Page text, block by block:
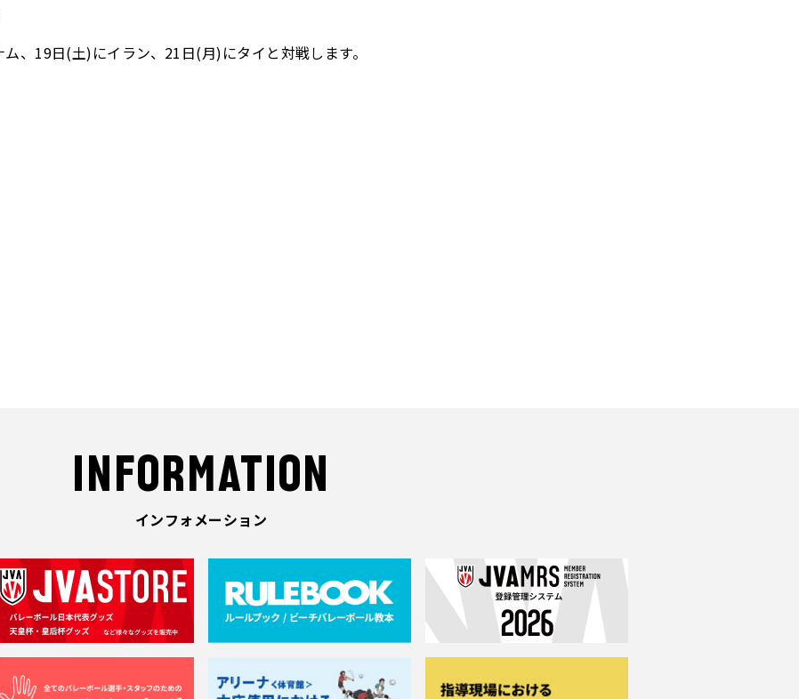
、19日(土)にイラン、21日(月)にタイと対戦します。
INFORMATION
インフォメーション